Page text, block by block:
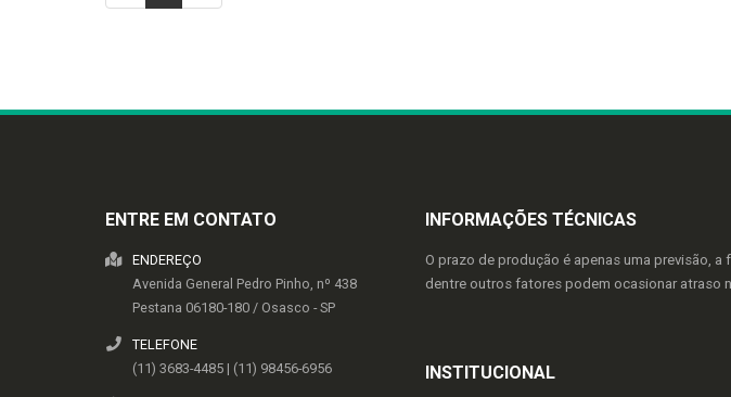
ENTRE EM CONTATO
ENDEREÇO
Avenida General Pedro Pinho, nº 438
Pestana 06180-180 / Osasco - SP
TELEFONE
(11) 3683-4485 | (11) 98456-6956
INFORMAÇÕES TÉCNICAS
O prazo de produção é apenas uma previsão, a
dentre outros fatores podem ocasionar atraso
INSTITUCIONAL